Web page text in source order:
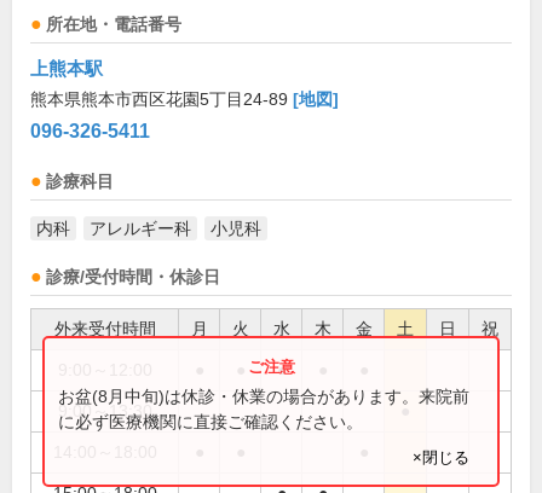
所在地・電話番号
上熊本駅
熊本県熊本市西区花園5丁目24-89 [地図]
096-326-5411
診療科目
内科 アレルギー科 小児科
診療/受付時間・休診日
外来受付時間 月 火 水 木 金 土 日 祝
●
9:00～13:30 ●
お盆(8月中旬)は休診・休業の場合があります。来院前
に必ず医療機関に直接ご確認ください。
×閉じる